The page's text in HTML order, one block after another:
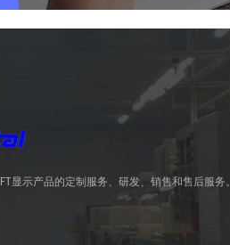
显示产品的定制服务、研发、销售和售后服务。